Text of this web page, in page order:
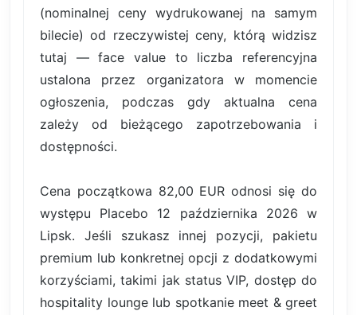
(nominalnej ceny wydrukowanej na samym
bilecie) od rzeczywistej ceny, którą widzisz
tutaj — face value to liczba referencyjna
ustalona przez organizatora w momencie
ogłoszenia, podczas gdy aktualna cena
zależy od bieżącego zapotrzebowania i
dostępności.
Cena początkowa 82,00 EUR odnosi się do
występu Placebo 12 października 2026 w
Lipsk. Jeśli szukasz innej pozycji, pakietu
premium lub konkretnej opcji z dodatkowymi
korzyściami, takimi jak status VIP, dostęp do
hospitality lounge lub spotkanie meet & greet